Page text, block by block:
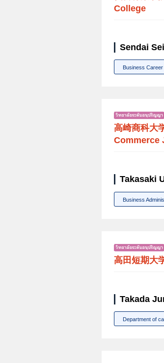
College
Sendai
Business Career
高崎商科大
Commerce
Takasaki
Business
高田短期大
Takada
Department of